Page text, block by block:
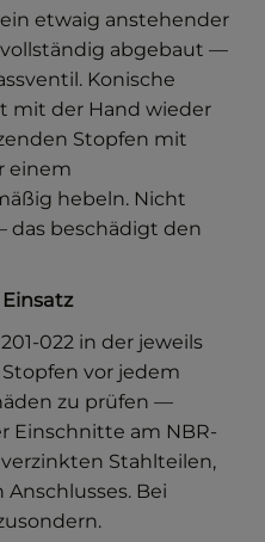
etwaig anstehender
abgebaut —
Konische
mit der Hand wieder
Stopfen mit
einem
hebeln. Nicht
das beschädigt den
022 in der jeweils
vor jedem
zu prüfen —
Einschnitte am NBR-
Stahlteilen,
Bei